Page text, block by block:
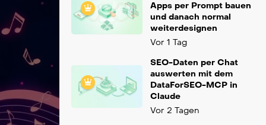
Apps per Prompt bauen
und danach normal
weiterdesignen
Vor 1 Tag
SEO-Daten per Chat
auswerten mit dem
DataForSEO-MCP in
Claude
Vor 2 Tagen